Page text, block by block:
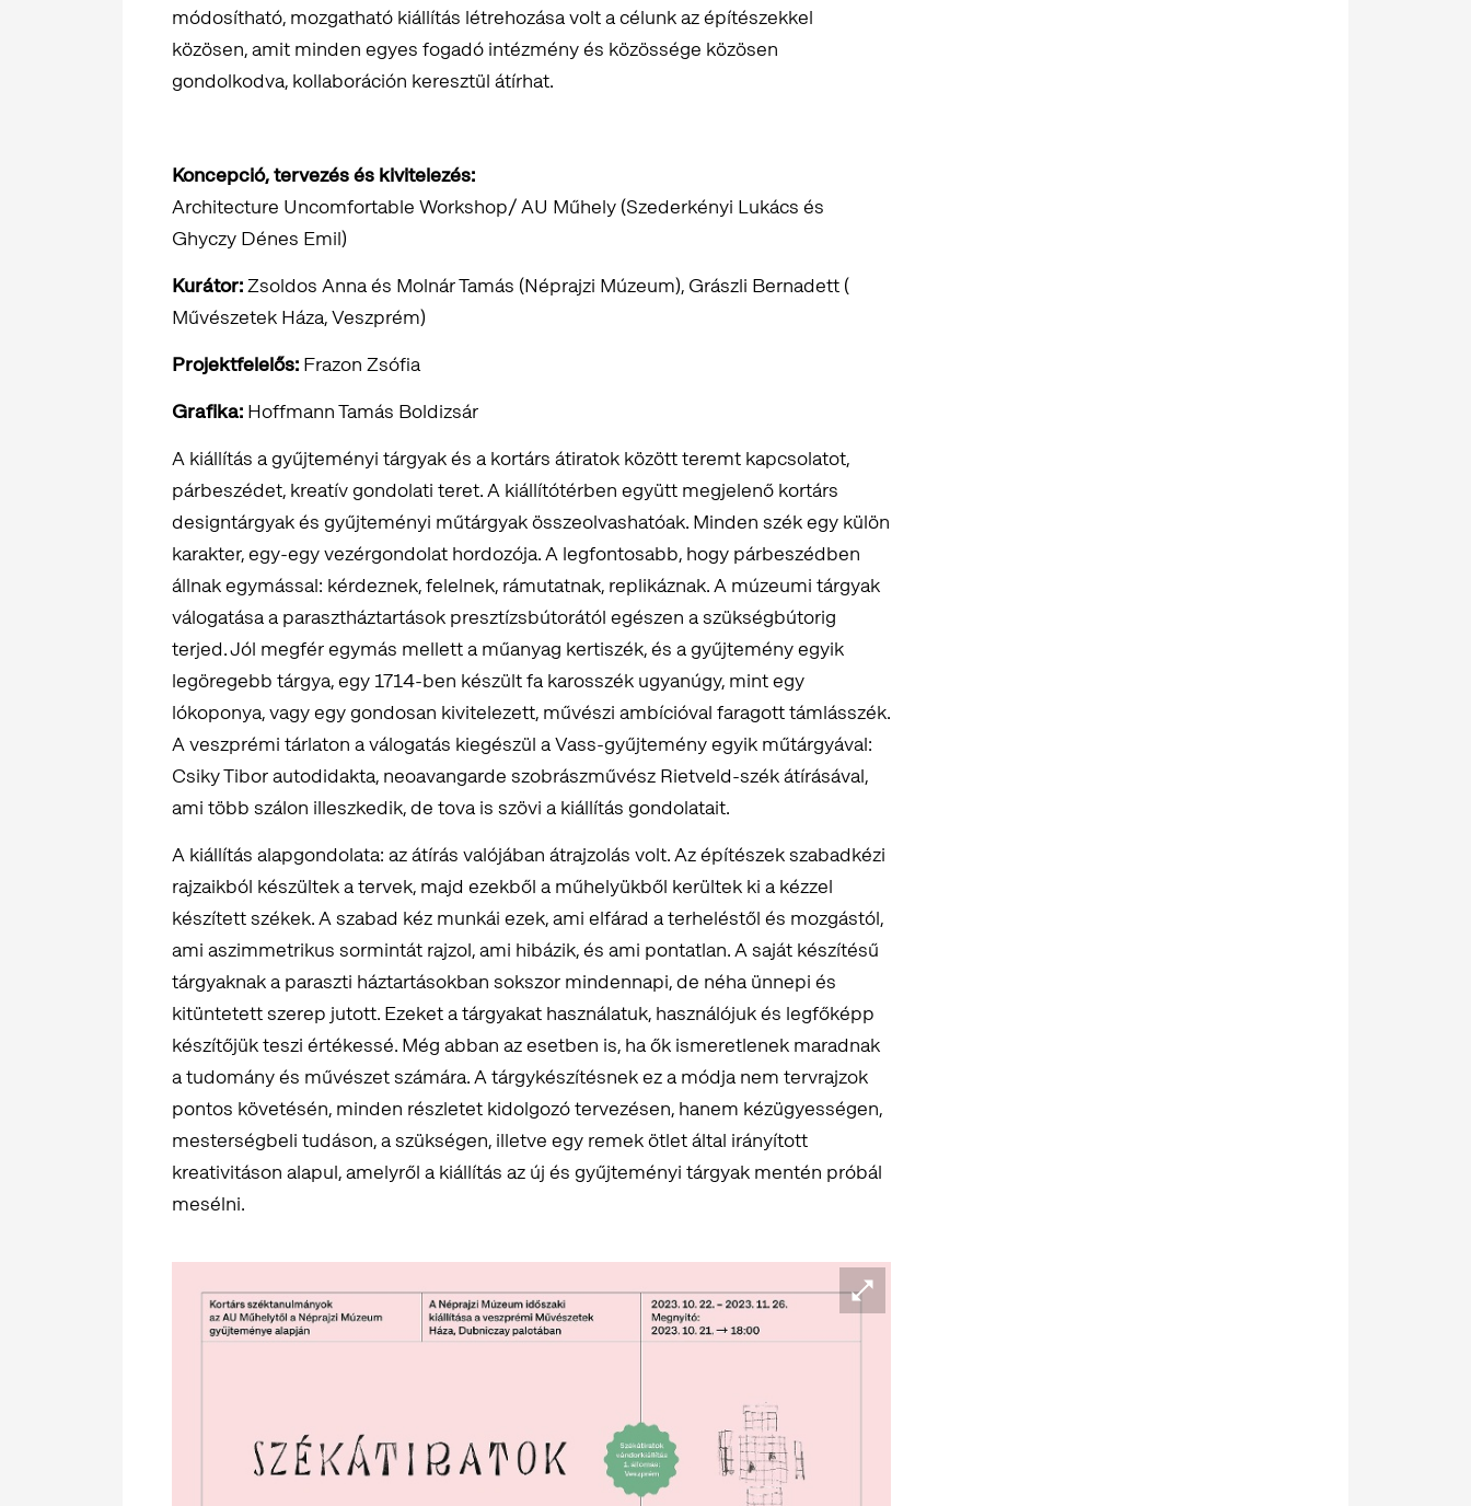
módosítható, mozgatható kiállítás létrehozása volt a célunk az építészekkel
közösen, amit minden egyes fogadó intézmény és közössége közösen
gondolkodva, kollaboráción keresztül átírhat.
Koncepció, tervezés és kivitelezés:
Architecture Uncomfortable Workshop/ AU Műhely (Szederkényi Lukács és
Ghyczy Dénes Emil)
Kurátor:Zsoldos Anna és Molnár Tamás (Néprajzi Múzeum), Grászli Bernadett (
Művészetek Háza, Veszprém)
Projektfelelős: Frazon Zsófia
Grafika: Hoffmann Tamás Boldizsár
A kiállítás a gyűjteményi tárgyak és a kortárs átiratok között teremt kapcsolatot,
párbeszédet, kreatív gondolati teret. A kiállítótérben együtt megjelenő kortárs
designtárgyak és gyűjteményi műtárgyak összeolvashatóak. Minden szék egy külön
karakter, egy-egy vezérgondolat hordozója. A legfontosabb, hogy párbeszédben
állnak egymással: kérdeznek, felelnek, rámutatnak, replikáznak. A múzeumi tárgyak
válogatása a parasztháztartások presztízsbútorától egészen a szükségbútorig
terjed. Jól megfér egymás mellett a műanyag kertiszék, és a gyűjtemény egyik
legöregebb tárgya, egy 1714-ben készült fa karosszék ugyanúgy, mint egy
lókoponya, vagy egy gondosan kivitelezett, művészi ambícióval faragott támlásszék.
A veszprémi tárlaton a válogatás kiegészül a Vass-gyűjtemény egyik műtárgyával:
Csiky Tibor autodidakta, neoavangarde szobrászművész Rietveld-szék átírásával,
ami több szálon illeszkedik, de tova is szövi a kiállítás gondolatait.
A kiállítás alapgondolata: az átírás valójában átrajzolás volt. Az építészek szabadkézi
rajzaikból készültek a tervek, majd ezekből a műhelyükből kerültek ki a kézzel
készített székek. A szabad kéz munkái ezek, ami elfárad a terheléstől és mozgástól,
ami aszimmetrikus sormintát rajzol, ami hibázik, és ami pontatlan. A saját készítésű
tárgyaknak a paraszti háztartásokban sokszor mindennapi, de néha ünnepi és
kitüntetett szerep jutott. Ezeket a tárgyakat használatuk, használójuk és legfőképp
készítőjük teszi értékessé. Még abban az esetben is, ha ők ismeretlenek maradnak
a tudomány és művészet számára. A tárgykészítésnek ez a módja nem tervrajzok
pontos követésén, minden részletet kidolgozó tervezésen, hanem kézügyességen,
mesterségbeli tudáson, a szükségen, illetve egy remek ötlet által irányított
kreativitáson alapul, amelyről a kiállítás az új és gyűjteményi tárgyak mentén próbál
mesélni.